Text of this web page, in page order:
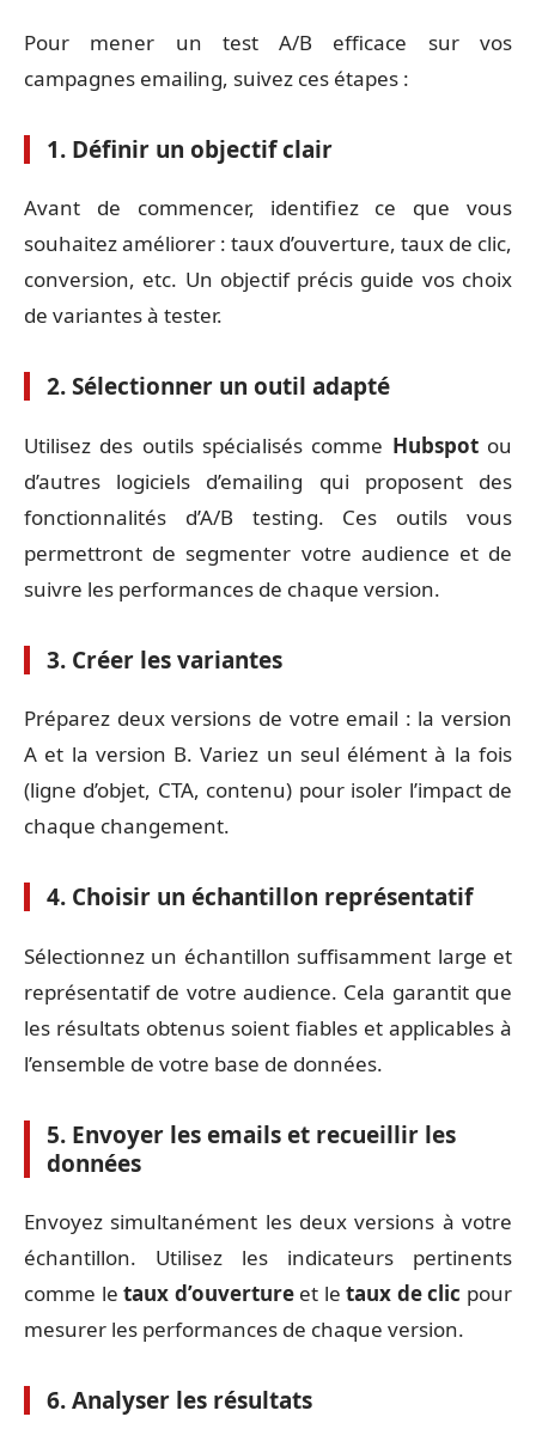
Pour mener un test A/B efficace sur vos
campagnes emailing, suivez ces étapes :
1. Définir un objectif clair
Avant de commencer, identifiez ce que vous
souhaitez améliorer : taux d’ouverture, taux de clic,
conversion, etc. Un objectif précis guide vos choix
de variantes à tester.
2. Sélectionner un outil adapté
Utilisez des outils spécialisés comme Hubspotou
d’autres logiciels d’emailing qui proposent des
fonctionnalités d’A/B testing. Ces outils vous
permettront de segmenter votre audience et de
suivre les performances de chaque version.
3. Créer les variantes
Préparez deux versions de votre email : la version
A et la version B. Variez un seul élément à la fois
(ligne d’objet, CTA, contenu) pour isoler l’impact de
chaque changement.
4. Choisir un échantillon représentatif
Sélectionnez un échantillon suffisamment large et
représentatif de votre audience. Cela garantit que
les résultats obtenus soient fiables et applicables à
l’ensemble de votre base de données.
5. Envoyer les emails et recueillir les
données
Envoyez simultanément les deux versions à votre
échantillon. Utilisez les indicateurs pertinents
comme letaux d’ouvertureet letaux de clic pour
mesurer les performances de chaque version.
6. Analyser les résultats